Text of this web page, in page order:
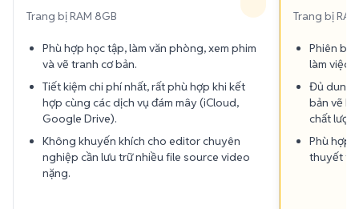
Trang bị RAM 8GB
Phù hợp học tập, làm văn phòng, xem phim
và vẽ tranh cơ bản.
Tiết kiệm chi phí nhất, rất phù hợp khi kết
hợp cùng các dịch vụ đám mây (iCloud,
Google Drive).
Không khuyến khích cho editor chuyên
nghiệp cần lưu trữ nhiều file source video
nặng.
Trang bị
Phiên
làm việc.
Đủ dung
bản vẽ
chất
Phù hợp
thuyết